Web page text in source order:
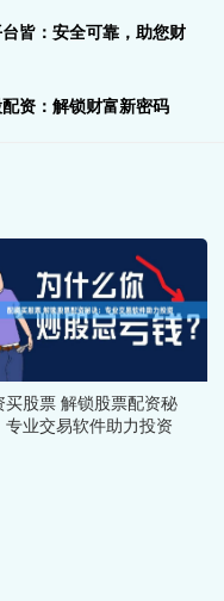
皆：安全可靠，助您财
资：解锁财富新密码
买股票 解锁股票配资秘
专业交易软件助力投资